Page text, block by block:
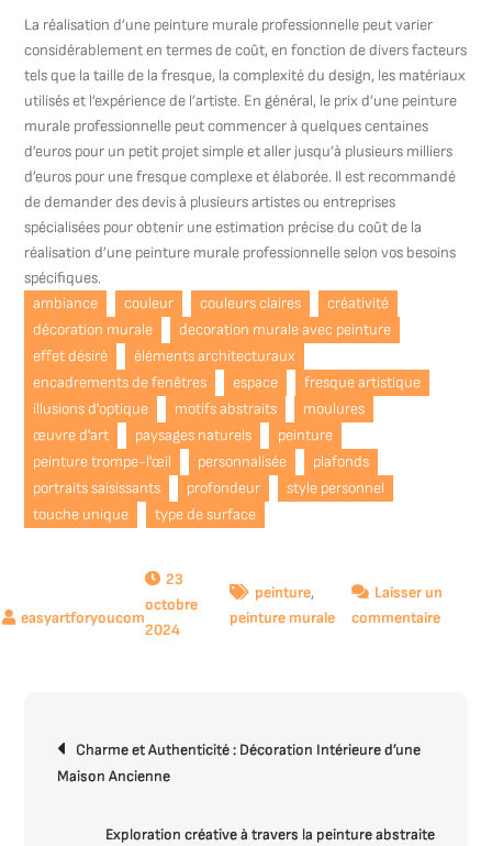
La réalisation d’une peinture murale professionnelle peut varier
considérablement en termes de coût, en fonction de divers facteurs
tels que la taille de la fresque, la complexité du design, les matériaux
utilisés et l’expérience de l’artiste. En général, le prix d’une peinture
murale professionnelle peut commencer à quelques centaines
d’euros pour un petit projet simple et aller jusqu’à plusieurs milliers
d’euros pour une fresque complexe et élaborée. Il est recommandé
de demander des devis à plusieurs artistes ou entreprises
spécialisées pour obtenir une estimation précise du coût de la
réalisation d’une peinture murale professionnelle selon vos besoins
spécifiques.
ambiance
couleur couleurs claires
créativité
décoration murale
decoration murale avec peinture
effet désiré
éléments architecturaux
encadrements de fenêtres
espace
fresque artistique
illusions d'optique
motifs abstraits
moulures
œuvre d'art
paysages naturels
peinture
peinture trompe-l'œil
personnalisée
plafonds
portraits saisissants
profondeur
style personnel
touche unique
type de surface
23
octobre
2024
peinture,
peinture murale
Laisser un
commentairesur
de
l’article
Charme et Authenticité : Décoration Intérieure d’une
Maison Ancienne
Exploration créative à travers la peinture abstraite